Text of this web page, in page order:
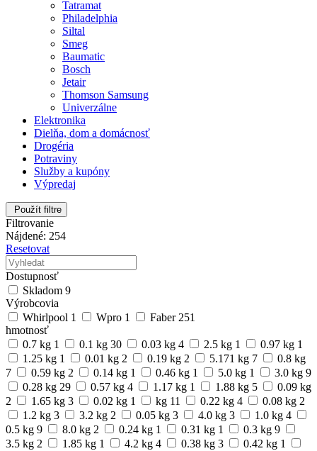
Tatramat
Philadelphia
Siltal
Smeg
Baumatic
Bosch
Jetair
Thomson Samsung
Univerzálne
Elektronika
Dielňa, dom a domácnosť
Drogéria
Potraviny
Služby a kupóny
Výpredaj
Použít filtre
Filtrovanie
Nájdené: 254
Resetovat
Dostupnosť
Skladom 9
Výrobcovia
Whirlpool 1 Wpro 1 Faber 251
hmotnosť
0.7 kg 1 0.1 kg 30 0.03 kg 4 2.5 kg 1 0.97 kg 1
1.25 kg 1 0.01 kg 2 0.19 kg 2 5.171 kg 7
0.8 kg
7
0.59 kg 2 0.14 kg 1 0.46 kg 1 5.0 kg 1 3.0 kg 9
0.28 kg 29 0.57 kg 4 1.17 kg 1 1.88 kg 5
0.09 kg
2
1.65 kg 3 0.02 kg 1 kg 11 0.22 kg 4 0.08 kg 2
1.2 kg 3 3.2 kg 2 0.05 kg 3 4.0 kg 3 1.0 kg 4
0.5 kg 9 8.0 kg 2 0.24 kg 1 0.31 kg 1 0.3 kg 9
3.5 kg 2 1.85 kg 1 4.2 kg 4 0.38 kg 3 0.42 kg 1